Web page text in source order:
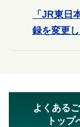
「JR東日
録を変更
よくある
トップ